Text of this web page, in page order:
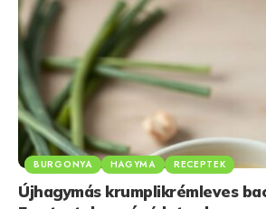
BURGONYA HAGYMA RECEPTEK
Újhagymás krumplikrémleves